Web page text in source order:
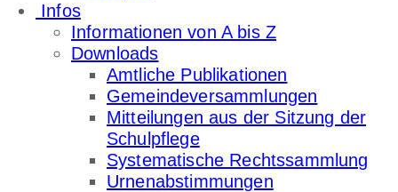
Infos
Informationen von A bis Z
Downloads
Amtliche Publikationen
Gemeindeversammlungen
Mitteilungen aus der Sitzung der
Schulpflege
Systematische Rechtssammlung
Urnenabstimmungen